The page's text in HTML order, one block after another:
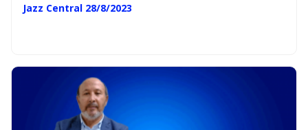
Jazz Central 28/8/2023